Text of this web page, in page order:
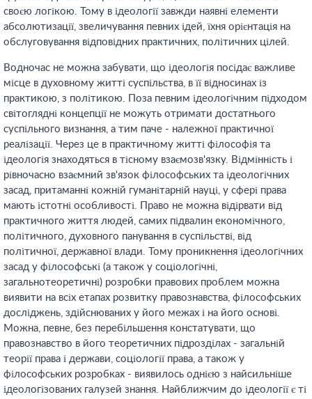
своєю логікою. Тому в ідеології завжди наявні елементи
абсолютизації, звеличування певних ідей, їхня орієнтація на
обслуговування відповідних практичних, політичних цілей.
Водночас не можна забувати, що ідеологія посідає важливе
місце в духовному житті суспільства, в її відносинах із
практикою, з політикою. Поза певним ідеологічним підходом
світоглядні концепції не можуть отримати достатнього
суспільного визнання, а тим паче - належної практичної
реалізації. Через це в практичному житті філософія та
ідеологія знаходяться в тісному взаємозв'язку. Відмінність і
рівночасно взаємний зв'язок філософських та ідеологічних
засад, притаманні кожній гуманітарній науці, у сфері права
мають істотні особливості. Право не можна відірвати від
практичного життя людей, самих підвалин економічного,
політичного, духовного панування в суспільстві, від
політичної, державної влади. Тому проникнення ідеологічних
засад у філософські (а також у соціологічні,
загальнотеоретичні) розробки правових проблем можна
виявити на всіх етапах розвитку правознавства, філософських
досліджень, здійснюваних у його межах і на його основі.
Можна, певне, без перебільшення констатувати, що
правознавство в його теоретичних підрозділах - загальній
теорії права і держави, соціології права, а також у
філософських розробках - виявилось однією з найсильніше
ідеологізованих галузей знання. Найближчим до ідеології є ті